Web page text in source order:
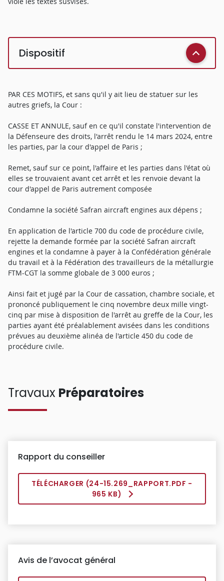
Dispositif
PAR CES MOTIFS, et sans qu'il y ait lieu de statuer sur les
autres griefs, la Cour :
CASSE ET ANNULE, sauf en ce qu'il constate l'intervention de
la Défenseure des droits, l'arrêt rendu le 14 mars 2024, entre
les parties, par la cour d'appel de Paris ;
Remet, sauf sur ce point, l'affaire et les parties dans l'état où
elles se trouvaient avant cet arrêt et les renvoie devant la
cour d'appel de Paris autrement composée
Condamne la société Safran aircraft engines aux dépens ;
En application de l'article 700 du code de procédure civile,
rejette la demande formée par la société Safran aircraft
engines et la condamne à payer à la Confédération générale
du travail et à la Fédération des travailleurs de la métallurgie
FTM-CGT la somme globale de 3 000 euros ;
Ainsi fait et jugé par la Cour de cassation, chambre sociale, et
prononcé publiquement le cinq novembre deux mille vingt-
cinq par mise à disposition de l'arrêt au greffe de la Cour, les
parties ayant été préalablement avisées dans les conditions
prévues au deuxième alinéa de l'article 450 du code de
procédure civile.
Travaux Préparatoires
Rapport du conseiller
TÉLÉCHARGER (24-15.269_RAPPORT.PDF -
965 KB)
Avis de l’avocat général